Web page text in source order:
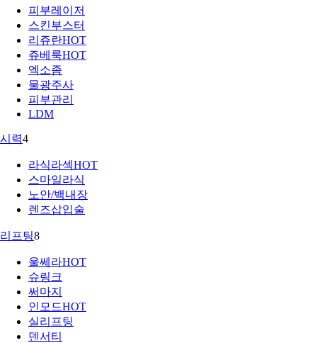
피부레이저
스킨부스터
리쥬란HOT
쥬베룩HOT
엑소좀
물광주사
피부관리
LDM
시력4
라식라섹HOT
스마일라식
노안/백내장
렌즈삽입술
리프팅8
울쎄라HOT
슈링크
써마지
인모드HOT
실리프팅
덴서티